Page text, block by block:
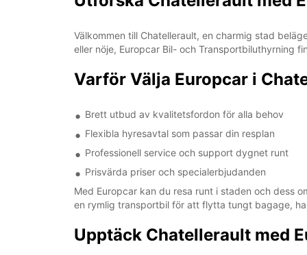
Välkommen till Chatellerault, en charmig stad
eller nöje, Europcar Bil- och Transportbiluthyrning
Varför Välja Europcar i
Brett utbud av kvalitetsfordon för alla behov
Flexibla hyresavtal som passar din resplan
Professionell service och support dygnet runt
Prisvärda priser och specialerbjudanden
Med Europcar kan du resa runt i staden och dess
en rymlig transportbil för att flytta tungt bagage,
Upptäck Chatellerault med